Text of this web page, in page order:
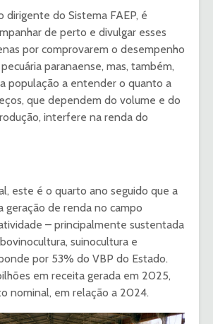
dirigente do Sistema FAEP, é
de perto e divulgar esses
por comprovarem o desempenho
paranaense, mas, também,
população a entender o quanto a
que dependem do volume e do
interfere na renda do
este é o quarto ano seguido que a
geração de renda no campo
– principalmente sustentada
suinocultura e
por 53% do VBP do Estado.
bilhões em receita gerada em 2025,
nominal, em relação a 2024.